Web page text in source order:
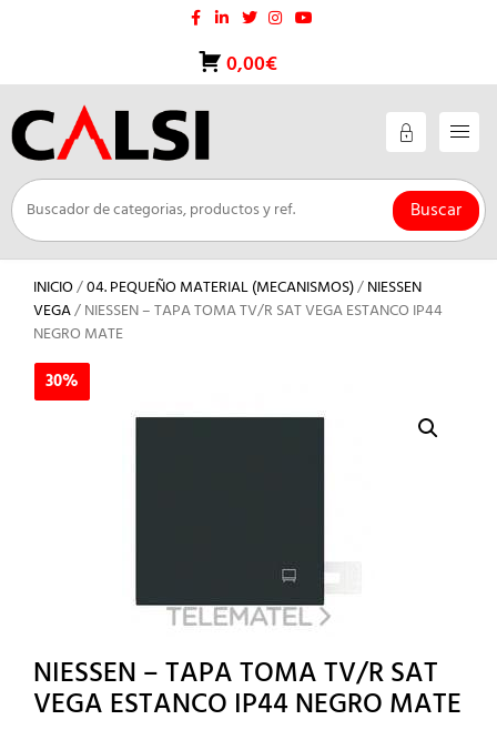
0,00€
Buscar
INICIO/04. PEQUEÑO MATERIAL (MECANISMOS)/NIESSEN
VEGA/ NIESSEN – TAPA TOMA TV/R SAT VEGA ESTANCO IP44
NEGRO MATE
30%
NIESSEN – TAPA TOMA TV/R SAT
VEGA ESTANCO IP44 NEGRO MATE
30%